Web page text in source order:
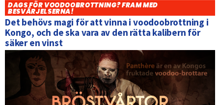
DAGS FÖR VOODOOBROTTNING? FRAM MED
BESVÄRJELSERNA!
Det behövs magi för att vinna i voodoobrottning i
Kongo, och de ska vara av den rätta kalibern för
säker en vinst